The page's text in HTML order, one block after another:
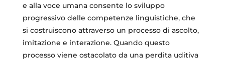
e alla voce umana consente lo sviluppo
progressivo delle competenze linguistiche, che
si costruiscono attraverso un processo di ascolto,
imitazione e interazione. Quando questo
processo viene ostacolato da una perdita uditiva